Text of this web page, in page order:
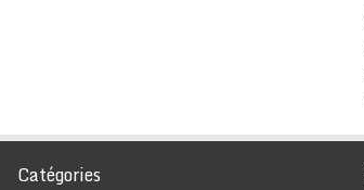
Catégories